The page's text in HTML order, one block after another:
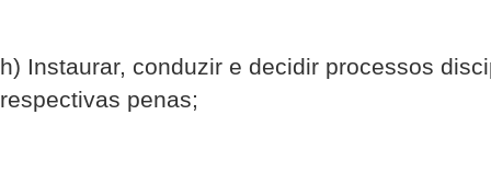
h) Instaurar, conduzir e decidir processos
respectivas penas;